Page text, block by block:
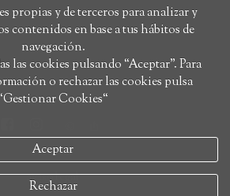
aviso legal
propias y de terceros para analizar y
contenidos en base a tus hábitos de
navegación.
las cookies pulsando “Aceptar”. Para
o rechazar las cookies pulsa
Cookies“
Aceptar
Rechazar